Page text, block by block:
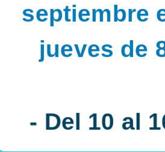
septiembre
jueves de
- Del 10 al